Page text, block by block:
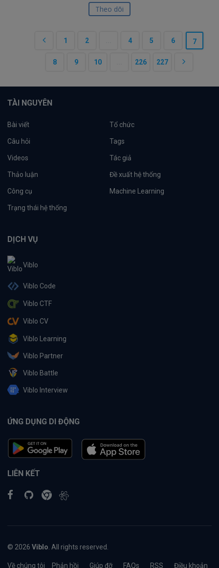
Theo dõi
1 2 4 5 6 7
8 9 10 226 227
TÀI NGUYÊN
Bài viết Tổ chức
Câu hỏi Tags
Videos Tác giả
Thảo luận Đề xuất hệ thống
Công cụ Machine Learning
Trạng thái hệ thống
DỊCH VỤ
Viblo
Viblo Code
Viblo CTF
Viblo CV
Viblo Learning
Viblo Partner
Viblo Battle
Viblo Interview
ỨNG DỤNG DI ĐỘNG
LIÊN KẾT
© 2026 Viblo . All rights reserved.
Về chúng tôi Phản hồi Giúp đỡ FAQs RSS Điều khoản